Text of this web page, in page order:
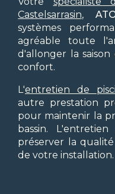
Castelsarrasin,
systèmes
agréable toute
d'allonger la
confort.
L'entretien de
autre prestation
pour maintenir la
bassin.
préserver la
de votre installation.